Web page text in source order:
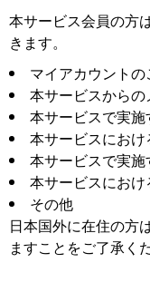
本サービス会員の方
きます。
マイアカウントの
本サービスから
本サービスで実
本サービスにお
本サービスで実
本サービスにお
その他
日本国外に在住の方
ますことをご了承く